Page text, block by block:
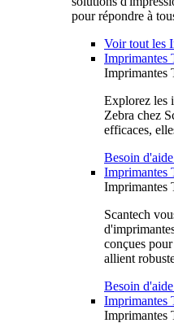
pour répondre à
Voir tout les
Imprimantes
Imprimantes
Explorez les
Zebra chez
efficaces,
Besoin
Imprimantes
Imprimantes
Scantech
conçues
allient
Besoin
Imprimantes
Imprimantes